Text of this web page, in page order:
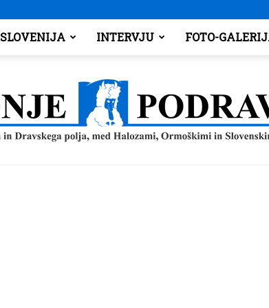
SLOVENIJA INTERVJU FOTO-